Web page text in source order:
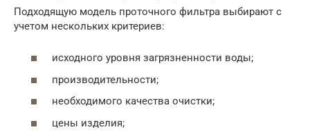
Подходящую модель проточного фильтра выбирают с
учетом нескольких критериев:
исходного уровня загрязненности воды;
производительности;
необходимого качества очистки;
цены изделия;